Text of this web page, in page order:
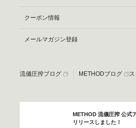
クーポン情報
メールマガジン登録
流儀圧搾ブログ METHODブログ
METHOD 流儀圧搾 公式
リリースしました！